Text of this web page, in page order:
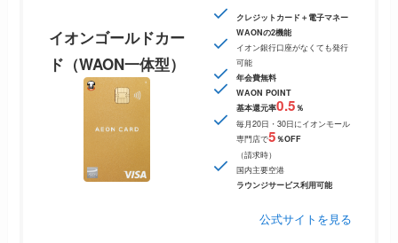
イオンゴールドカー
ド（WAON一体型）
クレジットカード＋電子マネー
WAONの2機能
イオン銀行口座がなくても発行
可能
年会費無料
WAON POINT
基本還元率0.5％
毎月20日・30日にイオンモール
専門店で5％OFF
（請求時）
国内主要空港
ラウンジサービス利用可能
公式サイトを見る